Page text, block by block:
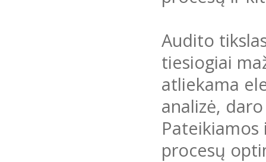
Audito
tiesiogiai
atliekama
analizė,
procesų